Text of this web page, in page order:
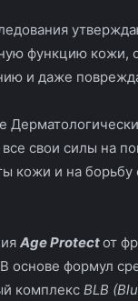
функцию кожи,
и даже
свои силы на
кожи и на
Age Protectот
основе формул
комплекс BLB